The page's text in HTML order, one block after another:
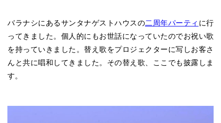
バラナシにあるサンタナゲストハウスの二周年パーティ に行
ってきました。個人的にもお世話になっていたのでお祝い歌
を持っていきました。替え歌をプロジェクターに写しお客さ
んと共に唱和してきました。その替え歌、ここでも披露しま
す。